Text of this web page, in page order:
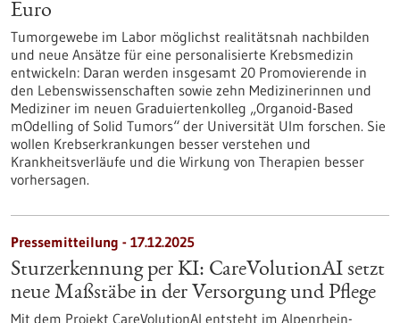
Euro
Tumorgewebe im Labor möglichst realitätsnah nachbilden
und neue Ansätze für eine personalisierte Krebsmedizin
entwickeln: Daran werden insgesamt 20 Promovierende in
den Lebenswissenschaften sowie zehn Medizinerinnen und
Mediziner im neuen Graduiertenkolleg „Organoid-Based
mOdelling of Solid Tumors“ der Universität Ulm forschen. Sie
wollen Krebserkrankungen besser verstehen und
Krankheitsverläufe und die Wirkung von Therapien besser
vorhersagen.
Pressemitteilung - 17.12.2025
Sturzerkennung per KI: CareVolutionAI setzt
neue Maßstäbe in der Versorgung und Pflege
Mit dem Projekt CareVolutionAI entsteht im Alpenrhein-